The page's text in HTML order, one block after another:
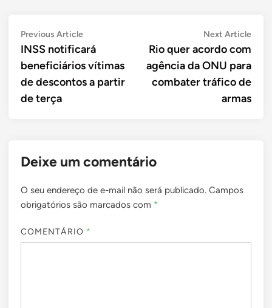
Navegação
de
Post
Previous ArticlePrevious
article:
INSS notificará
beneficiários vítimas
de descontos a partir
de terça
Next ArticleNext
Rio quer acordo com
agência da ONU para
combater tráfico de
armas
Deixe um comentário
O seu endereço de e-mail não será publicado. Campos
obrigatórios são marcados com *
COMENTÁRIO *